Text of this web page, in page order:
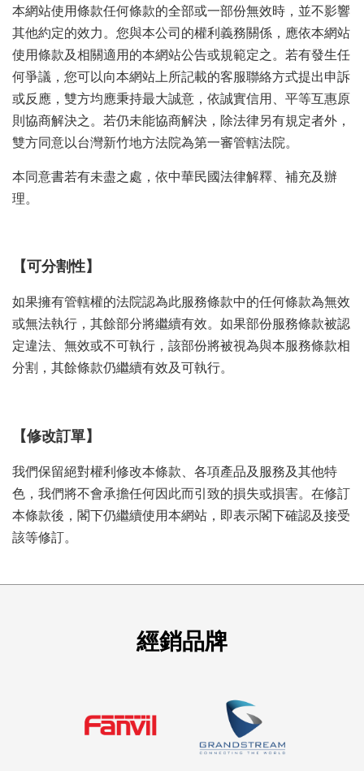
本網站使用條款任何條款的全部或一部份無效時，並不影響
其他約定的效力。您與本公司的權利義務關係，應依本網站
使用條款及相關適用的本網站公告或規範定之。若有發生任
何爭議，您可以向本網站上所記載的客服聯絡方式提出申訴
或反應，雙方均應秉持最大誠意，依誠實信用、平等互惠原
則協商解決之。若仍未能協商解決，除法律另有規定者外，
雙方同意以台灣新竹地方法院為第一審管轄法院。
本同意書若有未盡之處，依中華民國法律解釋、補充及辦
理。
【可分割性】
如果擁有管轄權的法院認為此服務條款中的任何條款為無效
或無法執行，其餘部分將繼續有效。如果部份服務條款被認
定違法、無效或不可執行，該部份將被視為與本服務條款相
分割，其餘條款仍繼續有效及可執行。
【修改訂單】
我們保留絕對權利修改本條款、各項產品及服務及其他特
色，我們將不會承擔任何因此而引致的損失或損害。在修訂
本條款後，閣下仍繼續使用本網站，即表示閣下確認及接受
該等修訂。
經銷品牌